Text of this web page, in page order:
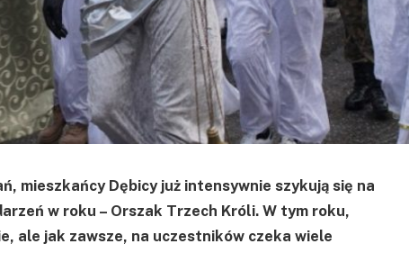
mieszkańcy Dębicy już intensywnie szykują się na
w roku – Orszak Trzech Króli. W tym roku,
ale jak zawsze, na uczestników czeka wiele